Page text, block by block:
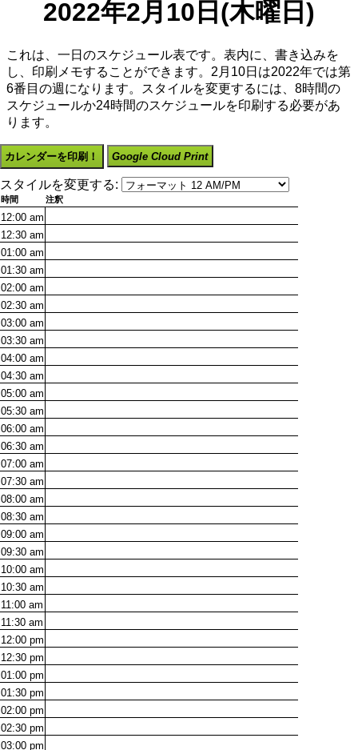
2022年2月10日(木曜日)
これは、一日のスケジュール表です。表内に、書き込みを
し、印刷メモすることができます。2月10日は2022年では第
6番目の週になります。スタイルを変更するには、8時間の
スケジュールか24時間のスケジュールを印刷する必要があ
ります。
カレンダーを印刷！ Google Cloud Print
スタイルを変更する:
時間 注釈
12:00 am
12:30 am
01:00 am
01:30 am
02:00 am
02:30 am
03:00 am
03:30 am
04:00 am
04:30 am
05:00 am
05:30 am
06:00 am
06:30 am
07:00 am
07:30 am
08:00 am
08:30 am
09:00 am
09:30 am
10:00 am
10:30 am
11:00 am
11:30 am
12:00 pm
12:30 pm
01:00 pm
01:30 pm
02:00 pm
02:30 pm
03:00 pm